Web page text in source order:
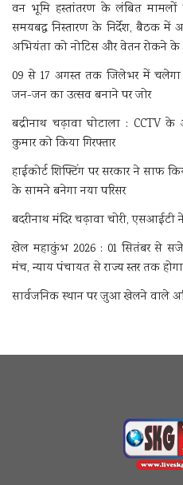
वन भूमि हस्तांतरण के लंबित मामलों
समयबद्ध निस्तारण के निर्देश, बैठक में
अभियंता को नोटिस और वेतन रोकने
09 से 17 अगस्त तक जिलेभर में चलेगा
जन-जन का उत्सव बनाने पर जोर
बद्रीनाथ चढ़ावा घोटाला :
कुमार को किया गिरफ्तार
हाईकोर्ट शिफ्टिंग पर सरकार ने साफ
के सामने बनेगा नया परिसर
बदरीनाथ मंदिर चढ़ावा चोरी,
खेल महाकुंभ 2026 : 01 सितंबर से
मंच, न्याय पंचायत से राज्य स्तर तक होगा
सार्वजनिक स्थान पर जुआ खेलने वाले